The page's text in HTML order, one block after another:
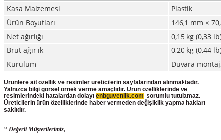
Kasa Malzemesi
Plastik
Ürün Boyutları
146,1 mm ×
Net ağırlığı
0,15 kg (0,33 lb)
Brüt ağırlık
0,20 kg (0,44 lb)
Kurulum
Duvara
Ürünlere ait özellik ve resimler üreticilerin sayfalarından alınmaktadır.
Yalnızca bilgi görsel örnek verme amaçlıdır. Ürün özelliklerinde ve
resimlerindeki hatalardan dolayı enbguvenlik.com sorumlu tutulamaz.
Üreticilerin ürün özelliklerinde haber vermeden değişiklik yapma hakları
saklıdır.
‘‘ Değerli Müşterilerimiz,